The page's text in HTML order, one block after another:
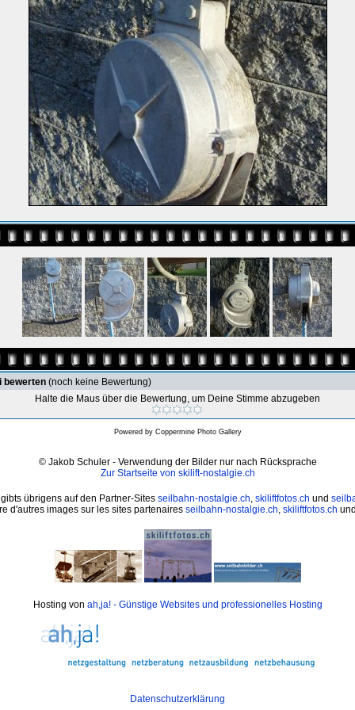
bewerten (noch keine Bewertung)
Halte die Maus über die Bewertung, um Deine Stimme abzugeben
Powered by Coppermine Photo Gallery
© Jakob Schuler - Verwendung der Bilder nur nach Rücksprache
Zur Startseite von skilift-nostalgie.ch
übrigens auf den Partner-Sites seilbahn-nostalgie.ch, skiliftfotos.ch und
d'autres images sur les sites partenaires seilbahn-nostalgie.ch, skiliftfotos.ch
Hosting von ah,ja! - Günstige Websites und professionelles Hosting
Datenschutzerklärung